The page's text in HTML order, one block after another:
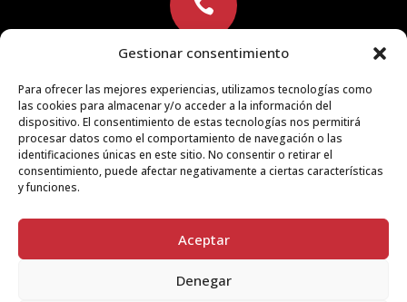
Gestionar consentimiento
Para ofrecer las mejores experiencias, utilizamos tecnologías como
las cookies para almacenar y/o acceder a la información del
dispositivo. El consentimiento de estas tecnologías nos permitirá
procesar datos como el comportamiento de navegación o las
identificaciones únicas en este sitio. No consentir o retirar el
consentimiento, puede afectar negativamente a ciertas características
y funciones.
Aceptar
Denegar

Teléfono
953 750 664
653 964 660
Copyright © 2026 Bobinados del Sur